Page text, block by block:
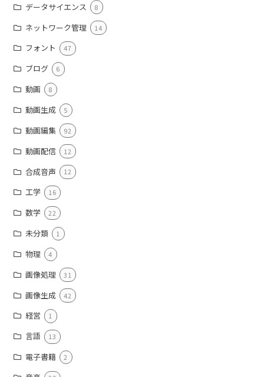
データサイエンス 8
ネットワーク管理 14
フォント 47
ブログ 6
動画 8
動画生成 5
動画編集 92
動画配信 12
合成音声 12
工学 16
数学 22
未分類 1
物理 4
画像処理 31
画像生成 42
経営 1
言語 13
電子書籍 2